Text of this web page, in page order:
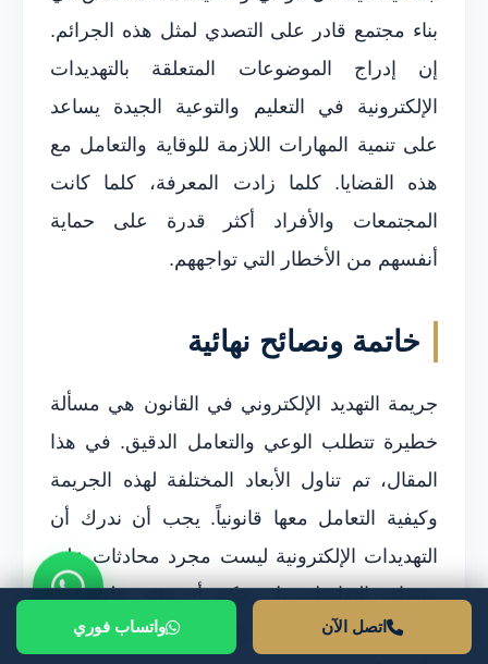
بناء مجتمع قادر على التصدي لمثل هذه الجرائم.
إن إدراج الموضوعات المتعلقة بالتهديدات
الإلكترونية في التعليم والتوعية الجيدة يساعد
على تنمية المهارات اللازمة للوقاية والتعامل مع
هذه القضايا. كلما زادت المعرفة، كلما كانت
المجتمعات والأفراد أكثر قدرة على حماية
أنفسهم من الأخطار التي تواجههم.
خاتمة ونصائح نهائية
جريمة التهديد الإلكتروني في القانون هي مسألة
خطيرة تتطلب الوعي والتعامل الدقيق. في هذا
المقال، تم تناول الأبعاد المختلفة لهذه الجريمة
وكيفية التعامل معها قانونياً. يجب أن ندرك أن
التهديدات الإلكترونية ليست مجرد محادثات على
منصات التواصل، بل يمكن أن تؤثر على حياة
الأفراد بشكل خطير وقد تؤدي إلى تداعيات
اتصل الآن واتساب فوري